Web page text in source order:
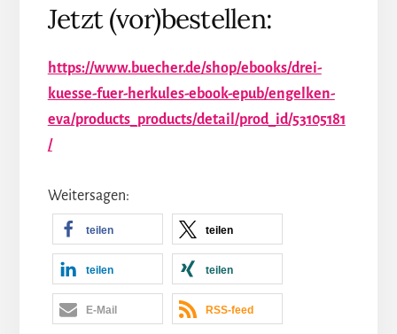
Jetzt (vor)bestellen:
https://www.buecher.de/shop/ebooks/drei-
kuesse-fuer-herkules-ebook-epub/engelken-
eva/products_products/detail/prod_id/53105181
/
Weitersagen:
teilen teilen
teilen teilen
E-Mail RSS-feed